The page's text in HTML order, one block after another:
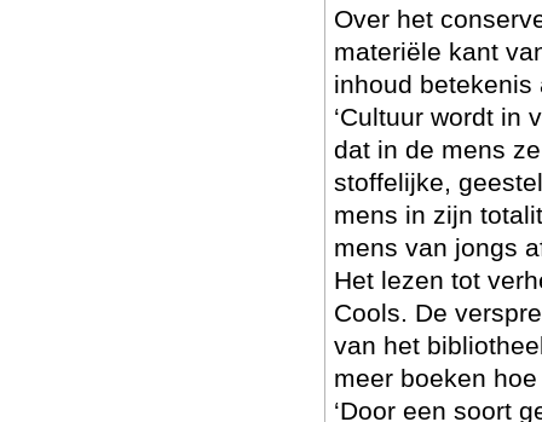
Over het
materiële kant
inhoud betekenis
‘Cultuur wordt in
dat in de mens
stoffelijke,
mens in zijn
mens van jongs
Het lezen tot
Cools. De
van het
meer boeken
‘Door een soort